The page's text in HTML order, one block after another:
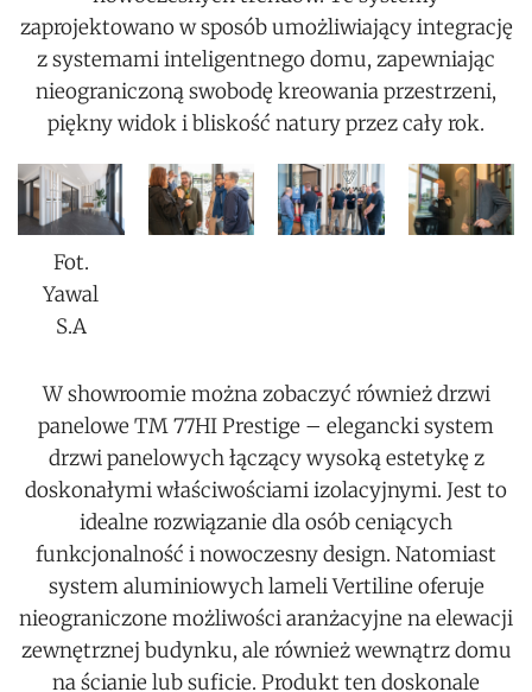
zaprojektowano w sposób umożliwiający integrację
z systemami inteligentnego domu, zapewniając
nieograniczoną swobodę kreowania przestrzeni,
piękny widok i bliskość natury przez cały rok.
Fot.
Yawal
S.A
W showroomie można zobaczyć również drzwi
panelowe TM 77HI Prestige – elegancki system
drzwi panelowych łączący wysoką estetykę z
doskonałymi właściwościami izolacyjnymi. Jest to
idealne rozwiązanie dla osób ceniących
funkcjonalność i nowoczesny design. Natomiast
system aluminiowych lameli Vertiline oferuje
nieograniczone możliwości aranżacyjne na elewacji
zewnętrznej budynku, ale również wewnątrz domu
na ścianie lub suficie. Produkt ten doskonale